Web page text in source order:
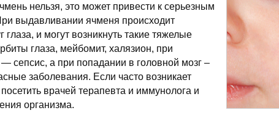
нельзя, это может привести к серьезным
выдавливании ячменя происходит
и могут возникнуть такие тяжелые
глаза, мейбомит, халязион, при
сепсис, а при попадании в головной мозг –
заболевания. Если часто возникает
врачей терапевта и иммунолога и
организма.